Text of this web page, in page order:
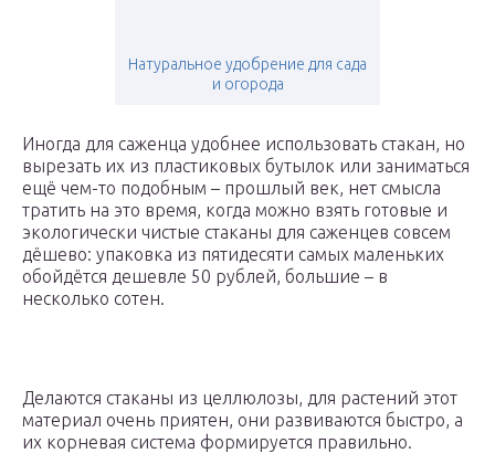
Натуральное удобрение для сада
и огорода
Иногда для саженца удобнее использовать стакан, но
вырезать их из пластиковых бутылок или заниматься
ещё чем-то подобным – прошлый век, нет смысла
тратить на это время, когда можно взять готовые и
экологически чистые стаканы для саженцев совсем
дёшево: упаковка из пятидесяти самых маленьких
обойдётся дешевле 50 рублей, большие – в
несколько сотен.
Делаются стаканы из целлюлозы, для растений этот
материал очень приятен, они развиваются быстро, а
их корневая система формируется правильно.